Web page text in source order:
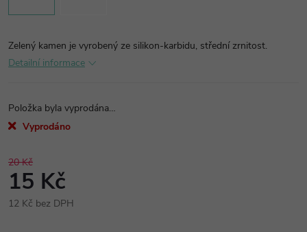
Zelený kamen je vyrobený ze silikon-karbidu, střední zrnitost.
Detailní informace
Položka byla vyprodána…
Vyprodáno
20 Kč
15 Kč
12 Kč bez DPH